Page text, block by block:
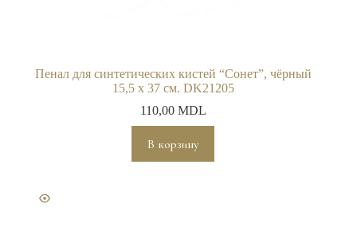
Пенал для синтетических кистей “Сонет”, чёрный
15,5 х 37 см. DK21205
110,00 MDL
В корзину